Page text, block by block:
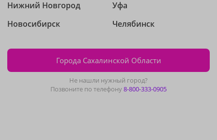
Нижний Новгород
Новосибирск
Уфа
Челябинск
Города Сахалинской Области
Не нашли нужный город?
Позвоните по телефону8-800-333-0905